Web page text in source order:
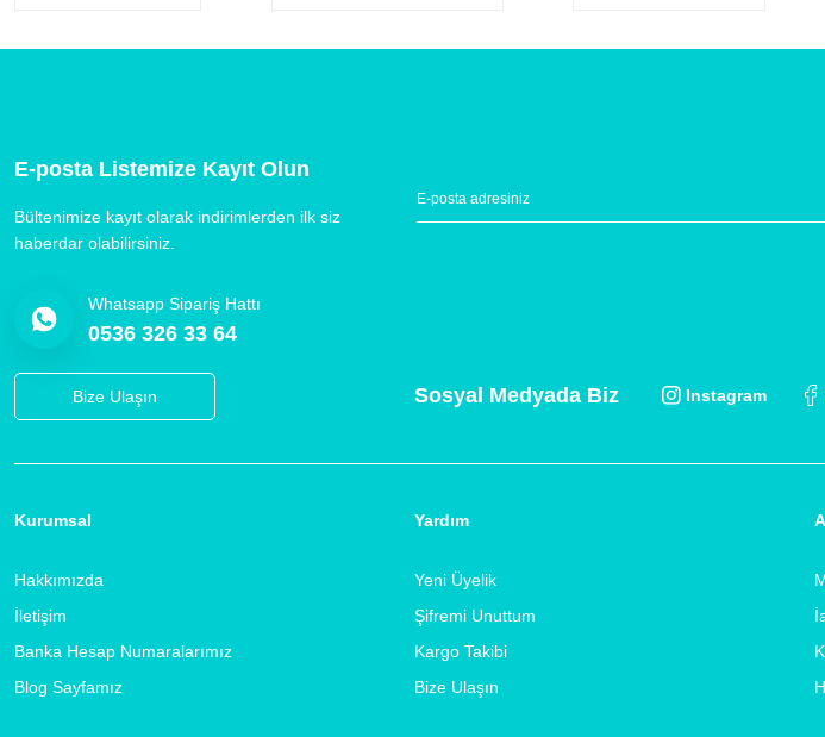
E-posta Listemize Kayıt Olun
Bültenimize kayıt olarak indirimlerden ilk siz
haberdar olabilirsiniz.
Whatsapp Sipariş Hattı
0536 326 33 64
Bize Ulaşın Sosyal Medyada Biz Instagram
Kurumsal
Hakkımızda
İletişim
Banka Hesap Numaralarımız
Blog Sayfamız
Yardım
Yeni Üyelik
Şifremi Unuttum
Kargo Takibi
Bize Ulaşın